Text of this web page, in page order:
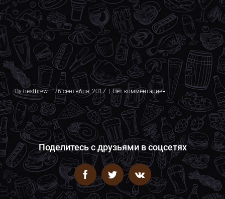
Bybestbrew | 26 сентября, 2017 | Нет комментариев
Поделитесь с друзьями в соцсетях
FacebookTwitterVk